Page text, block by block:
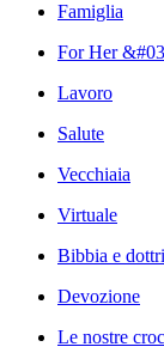
Famiglia
For Her
Lavoro
Salute
Vecchiaia
Virtuale
Bibbia e
Devozione
Le nostre